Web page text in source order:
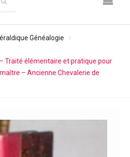
Généalogie
Traité élémentaire et pratique pour
– Ancienne Chevalerie de